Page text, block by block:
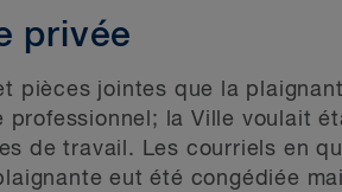
privée
pièces jointes que la
la Ville voulait
de travail. Les courriels en
eut été congédiée